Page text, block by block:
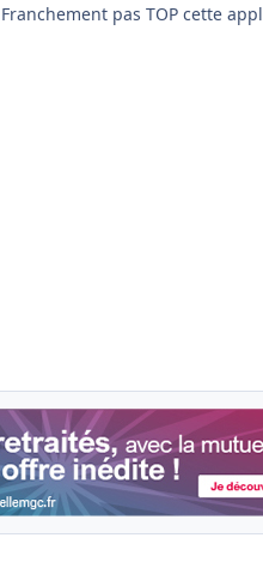
Franchement pas TOP cette